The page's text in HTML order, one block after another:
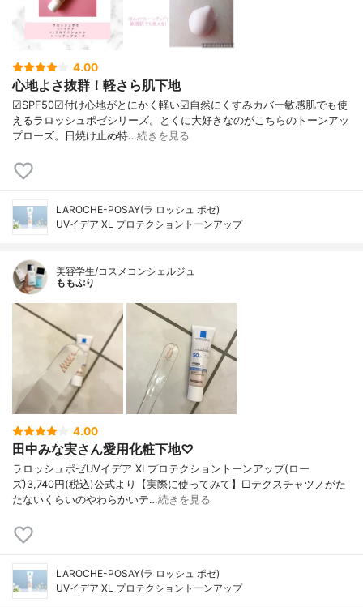
4.00
心地よさ抜群！軽さら肌下地
☑︎SPF50☑︎付け心地がとにかく軽い☑︎自然にくすみカバー敏感肌でも使
えるラロッシュポゼシリーズ。とくに大好きなのがこちらのトーンアッ
プローズ。日焼け止め特…続きを見る
LAROCHE-POSAY(ラ ロッシュ ポゼ)
UVイデア XL プロテクショントーンアップ
美容学生/コスメコンシェルジュ
ももぷり
4.00
田中みな実さん愛用化粧下地♡
ラロッシュポゼUVイデア XLプロテクショントーンアップ(ロー
ズ)3,740円(税込)公式より【実際に使ってみて】□テクスチャツノがた
たないくらいのやわらかいテ…続きを見る
LAROCHE-POSAY(ラ ロッシュ ポゼ)
UVイデア XL プロテクショントーンアップ